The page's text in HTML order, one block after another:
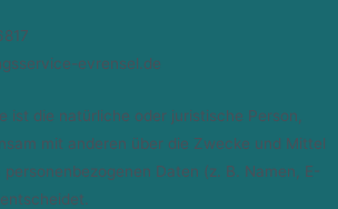
evrensel.de
ist die natürliche oder juristische Person,
mit anderen über die Zwecke und Mittel
Daten (z. B. Namen, E-